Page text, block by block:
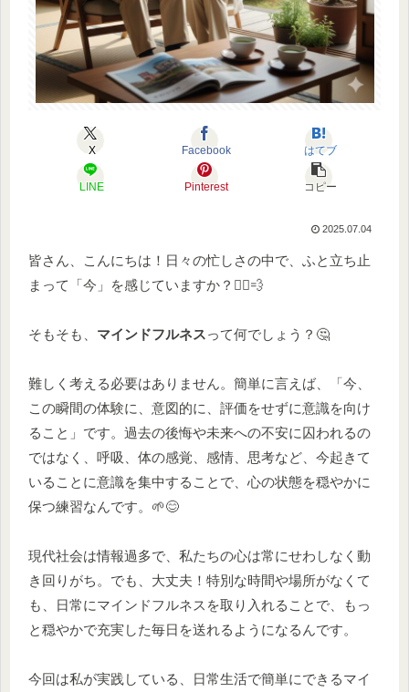
X Facebook はてブ
LINE Pinterest コピー
2025.07.04
皆さん、こんにちは！日々の忙しさの中で、ふと立ち止
まって「今」を感じていますか？🏃‍♀️💨
そもそも、 マインドフルネスって何でしょう？🤔
難しく考える必要はありません。簡単に言えば、「今、
この瞬間の体験に、意図的に、評価をせずに意識を向け
ること」です。過去の後悔や未来への不安に囚われるの
ではなく、呼吸、体の感覚、感情、思考など、今起きて
いることに意識を集中することで、心の状態を穏やかに
保つ練習なんです。🌱😊
現代社会は情報過多で、私たちの心は常にせわしなく動
き回りがち。でも、大丈夫！特別な時間や場所がなくて
も、日常にマインドフルネスを取り入れることで、もっ
と穏やかで充実した毎日を送れるようになるんです。
今回は私が実践している、日常生活で簡単にできるマイ